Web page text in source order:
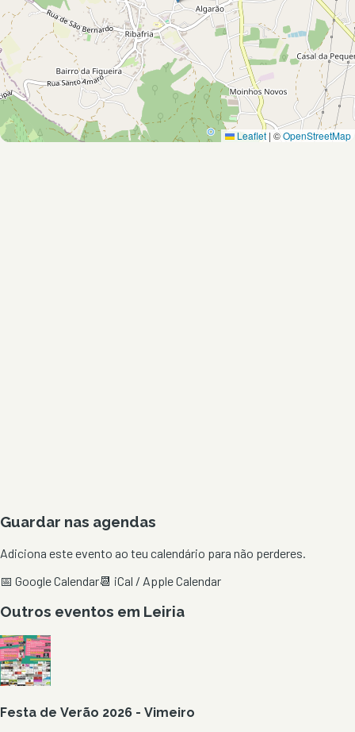
Leaflet | ©OpenStreetMap
Guardar nas agendas
Adiciona este evento ao teu calendário para não perderes.
📅 Google Calendar📆 iCal / Apple Calendar
Outros eventos em Leiria
Festa de Verão 2026 - Vimeiro